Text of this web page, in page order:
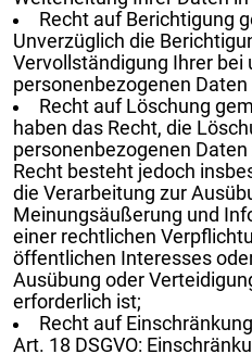
Recht auf Berichtigung
Unverzüglich die
Vervollständigung Ihrer bei
personenbezogenen Daten
Recht auf Löschung
haben das Recht, die
personenbezogenen
Recht besteht jedoch
die Verarbeitung zur
Meinungsäußerung und
einer rechtlichen
öffentlichen Interesses
Ausübung oder
erforderlich ist;
Recht auf
Art. 18 DSGVO: